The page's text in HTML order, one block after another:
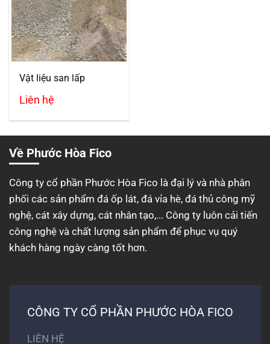
Vật liệu san lấp
Liên hệ
Về Phước Hòa Fico
Công ty cổ phần Phước Hòa Fico là đại lý và nhà phân
phối các sản phẩm đá ốp lát, đá vỉa hè, đá thủ công mỹ
nghệ, cát xây dựng, cát nhân tạo,... Công ty luôn cải tiến
công nghệ và chất lượng sản phẩm để phục vụ quý
khách hàng ngày càng tốt hơn.
CÔNG TY CỔ PHẦN PHƯỚC HÒA FICO
LIÊN HỆ